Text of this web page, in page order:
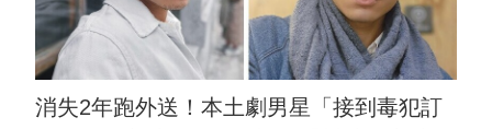
消失2年跑外送！本土劇男星「接到毒犯訂